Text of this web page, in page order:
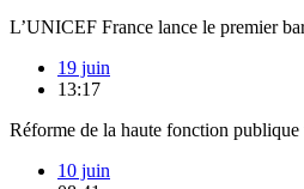
L’UNICEF France lance le premier
19 juin
13:17
Réforme de la haute fonction
10 juin